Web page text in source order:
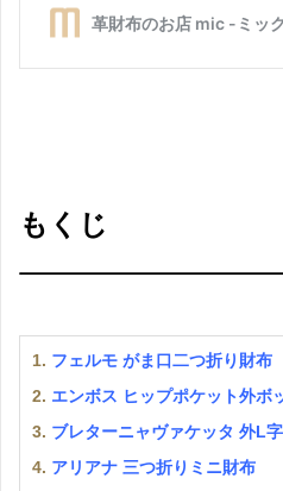
もくじ
1. フェルモ がま口二つ折り財布
2. エンボス ヒップポケット外ボ
3. ブレターニャヴァケッタ 外L
4. アリアナ 三つ折りミニ財布